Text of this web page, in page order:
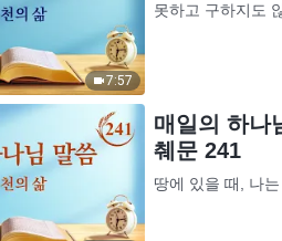
7:57
못하고 구하지도
매일의 하나
췌문 241
땅에 있을 때, 나